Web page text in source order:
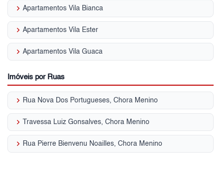
keyboard_arrow_right Apartamentos Vila Bianca
keyboard_arrow_right Apartamentos Vila Ester
keyboard_arrow_right Apartamentos Vila Guaca
Imóveis por Ruas
keyboard_arrow_right Rua Nova Dos Portugueses, Chora Menino
keyboard_arrow_right Travessa Luiz Gonsalves, Chora Menino
keyboard_arrow_right Rua Pierre Bienvenu Noailles, Chora Menino